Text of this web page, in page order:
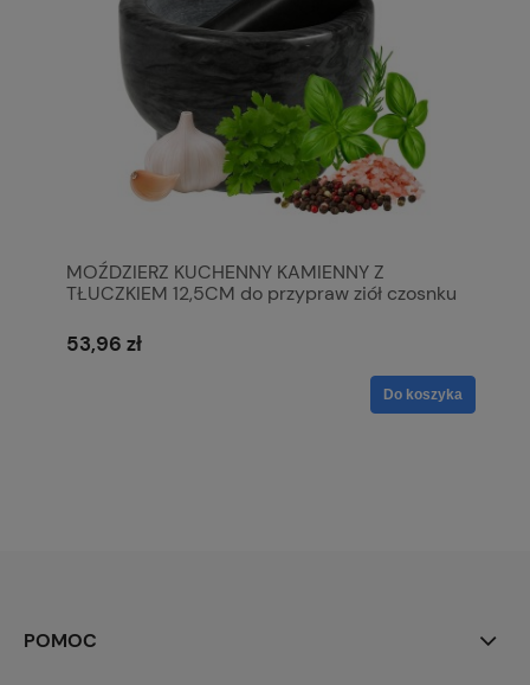
MOŹDZIERZ KUCHENNY KAMIENNY Z
TŁUCZKIEM 12,5CM do przypraw ziół czosnku
53,96 zł
Do koszyka
POMOC